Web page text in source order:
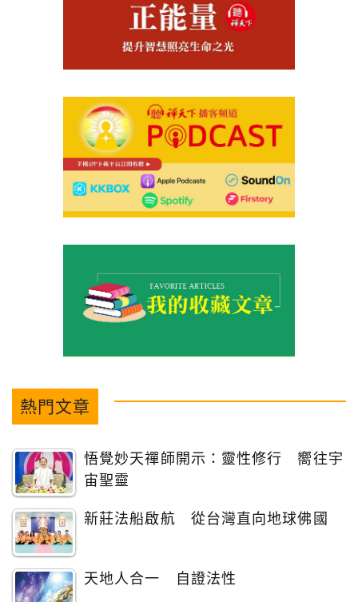
熱門文章
悟覺妙天禪師開示：靈性修行 嚮往宇
宙聖靈
新莊法船啟航 從台灣直向地球佛國
天地人合一 自證法性